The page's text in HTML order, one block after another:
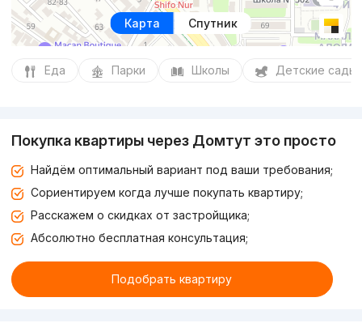
Карта Спутник
Еда Парки Школы Детские сады
Покупка квартиры через Домтут это просто
Найдём оптимальный вариант под ваши требования;
Сориентируем когда лучше покупать квартиру;
Расскажем о скидках от застройщика;
Абсолютно бесплатная консультация;
Подобрать квартиру